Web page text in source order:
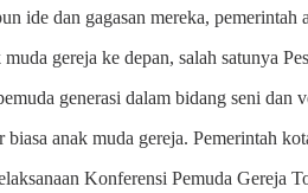
ide dan gagasan mereka,
gereja ke depan, salah satunya
generasi dalam bidang seni dan
anak muda gereja. Pemerintah
Konferensi Pemuda Gereja